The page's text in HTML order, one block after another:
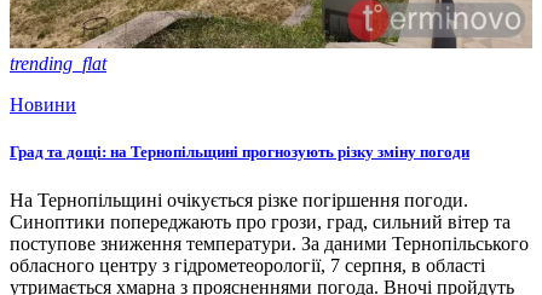
trending_flat
Новини
Град та дощі: на Тернопільщині прогнозують різку зміну погоди
На Тернопільщині очікується різке погіршення погоди.
Синоптики попереджають про грози, град, сильний вітер та
поступове зниження температури. За даними Тернопільського
обласного центру з гідрометеорології, 7 серпня, в області
утримається хмарна з проясненнями погода. Вночі пройдуть